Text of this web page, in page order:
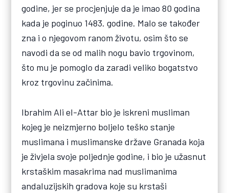
godine, jer se procjenjuje da je imao 80 godina
kada je poginuo 1483. godine. Malo se također
zna i o njegovom ranom životu, osim što se
navodi da se od malih nogu bavio trgovinom,
što mu je pomoglo da zaradi veliko bogatstvo
kroz trgovinu začinima.
Ibrahim Ali el-Attar bio je iskreni musliman
kojeg je neizmjerno boljelo teško stanje
muslimana i muslimanske države Granada koja
je živjela svoje poljednje godine, i bio je užasnut
krstaškim masakrima nad muslimanima
andaluzijskih gradova koje su krstaši